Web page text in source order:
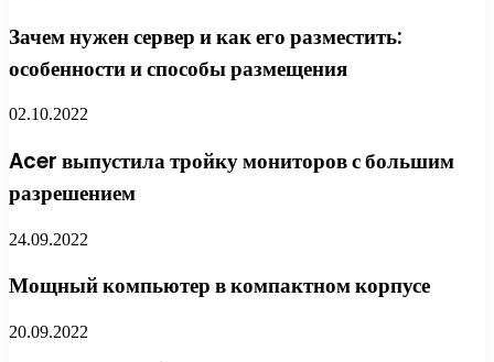
Зачем нужен сервер и как его разместить:
особенности и способы размещения
02.10.2022
Acer выпустила тройку мониторов с большим
разрешением
24.09.2022
Мощный компьютер в компактном корпусе
20.09.2022